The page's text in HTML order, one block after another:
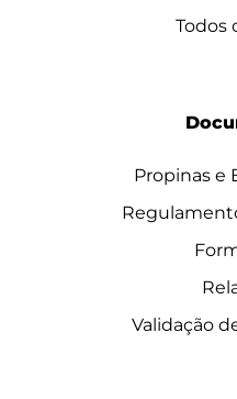
Todos
Propinas e
Validação